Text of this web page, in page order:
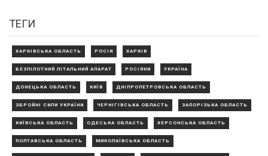
ТЕГИ
ХАРКІВСЬКА ОБЛАСТЬ РОСІЯ ХАРКІВ
БЕЗПІЛОТНИЙ ЛІТАЛЬНИЙ АПАРАТ РОСІЯНИ УКРАЇНА
ДОНЕЦЬКА ОБЛАСТЬ КИЇВ ДНІПРОПЕТРОВСЬКА ОБЛАСТЬ
ЗБРОЙНІ СИЛИ УКРАЇНИ ЧЕРНІГІВСЬКА ОБЛАСТЬ ЗАПОРІЗЬКА ОБЛАСТЬ
КИЇВСЬКА ОБЛАСТЬ ОДЕСЬКА ОБЛАСТЬ ХЕРСОНСЬКА ОБЛАСТЬ
ПОЛТАВСЬКА ОБЛАСТЬ МИКОЛАЇВСЬКА ОБЛАСТЬ